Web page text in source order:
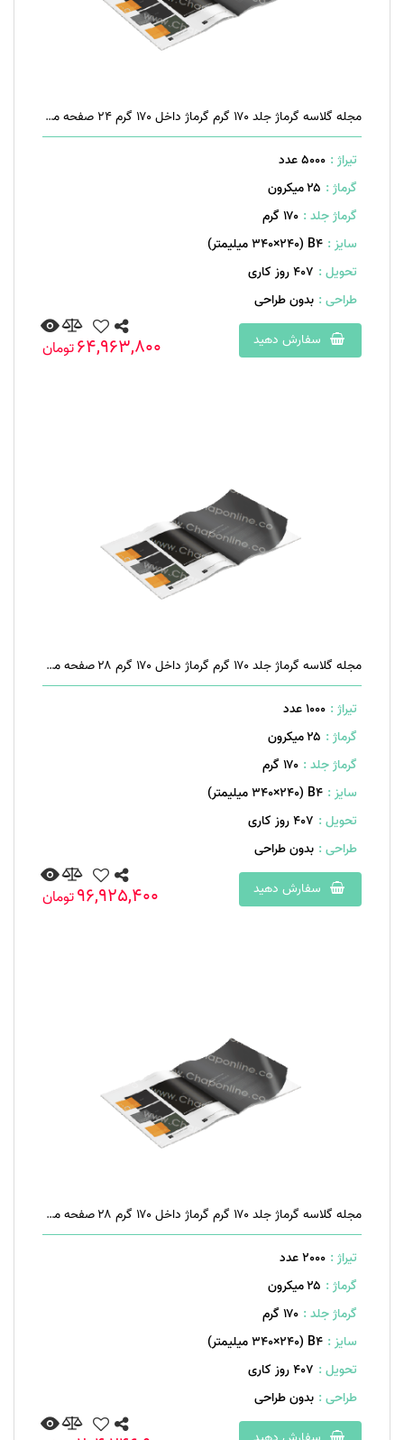
مجله گلاسه گرماژ جلد ۱۷۰ گرم گرماژ داخل ۱۷۰ گرم ۲۴ صفحه منگنه تخت
تیراژ : 5000 عدد
گرماژ : ۲۵ میکرون
گرماژ جلد : ۱۷۰ گرم
سایز : B۴ (۳۴۰×۲۴۰ میلیمتر)
تحویل : 407 روز کاری
طراحی : بدون طراحی
سفارش دهید
64,963,800تومان
مجله گلاسه گرماژ جلد ۱۷۰ گرم گرماژ داخل ۱۷۰ گرم ۲۸ صفحه منگنه تخت
تیراژ : 1000 عدد
گرماژ : ۲۵ میکرون
گرماژ جلد : ۱۷۰ گرم
سایز : B۴ (۳۴۰×۲۴۰ میلیمتر)
تحویل : 407 روز کاری
طراحی : بدون طراحی
سفارش دهید
96,925,400تومان
مجله گلاسه گرماژ جلد ۱۷۰ گرم گرماژ داخل ۱۷۰ گرم ۲۸ صفحه منگنه تخت
تیراژ : 2000 عدد
گرماژ : ۲۵ میکرون
گرماژ جلد : ۱۷۰ گرم
سایز : B۴ (۳۴۰×۲۴۰ میلیمتر)
تحویل : 407 روز کاری
طراحی : بدون طراحی